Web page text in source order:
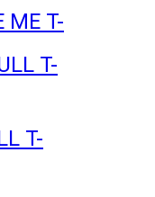
ME T-
T-